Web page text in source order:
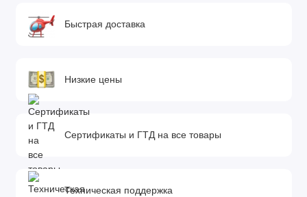
Быстрая доставка
Низкие цены
Сертификаты и ГТД на все товары
Техническая поддержка